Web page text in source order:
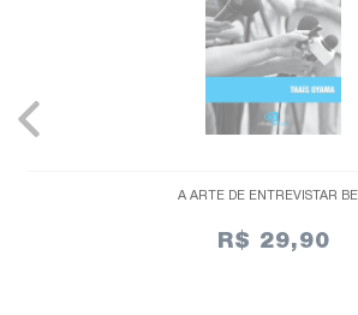
A ARTE DE ENTREVISTAR
R$ 29,90